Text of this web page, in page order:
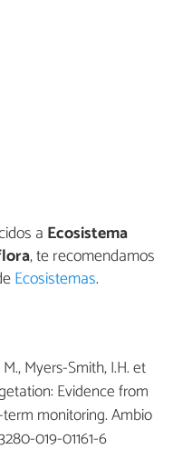
a Ecosistema
, te recomendamos
Ecosistemas.
Myers-Smith, I.H. et
Evidence from
monitoring. Ambio
019-01161-6